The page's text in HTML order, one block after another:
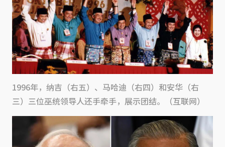
1996年，纳吉（右五）、马哈迪（右四）和安华（右
三）三位巫统领导人还手牵手，展示团结。（互联网）